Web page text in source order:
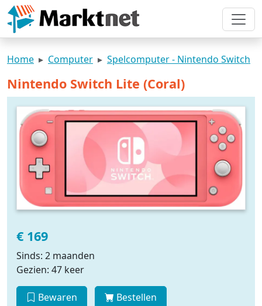
Home Computer Spelcomputer - Nintendo Switch
Nintendo Switch Lite (Coral)
€ 169
Sinds: 2 maanden
Gezien: 47 keer
Bewaren Bestellen